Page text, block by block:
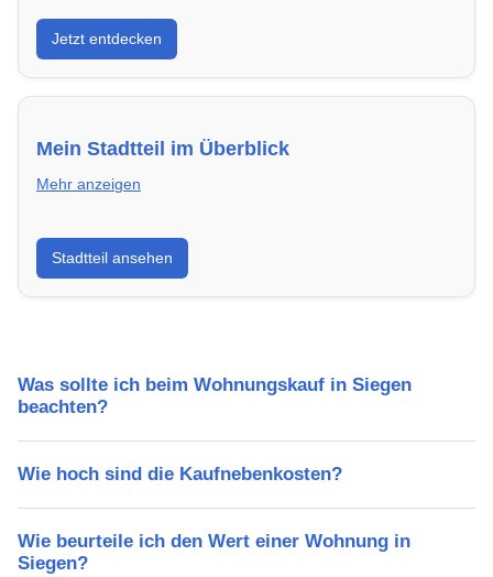
Entdecke Neubauprojekte in Siegen – modern,
energieeffizient und sofort bezugsfertig.
Jetzt entdecken
Mein Stadtteil im Überblick
Mehr anzeigen
Erfahre mehr über deinen Stadtteil in Siegen:
Lebensqualität, Verkehrsanbindung, Schulen,
Freizeitmöglichkeiten und Mietpreise.
Stadtteil ansehen
Was sollte ich beim Wohnungskauf in Siegen
beachten?
Wie hoch sind die Kaufnebenkosten?
Wie beurteile ich den Wert einer Wohnung in
Siegen?